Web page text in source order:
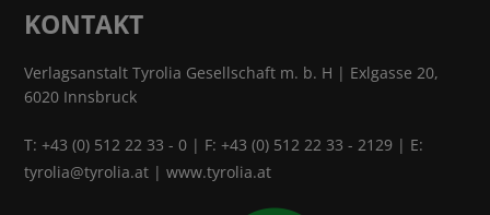
KONTAKT
Verlagsanstalt Tyrolia Gesellschaft m. b. H | Exlgasse 20,
6020 Innsbruck
T:+43 (0) 512 22 33 - 0 | F: +43 (0) 512 22 33 - 2129 | E:
tyrolia@tyrolia.at |www.tyrolia.at